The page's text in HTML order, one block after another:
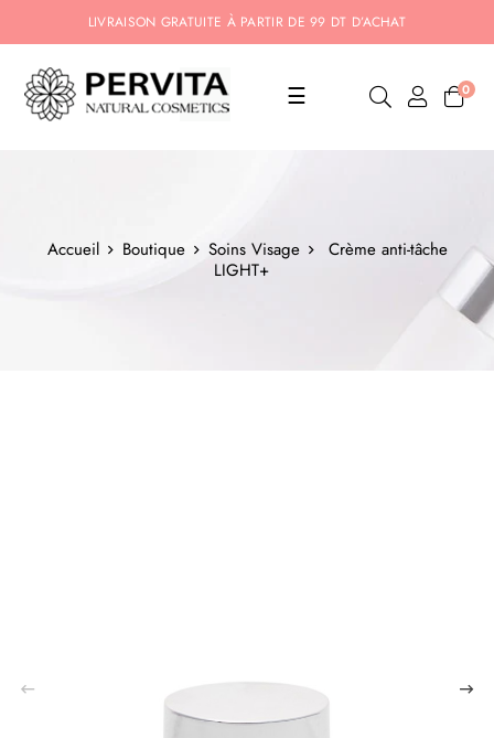
LIVRAISON GRATUITE À PARTIR DE 99 DT D’ACHAT
Basculer
☰ 0
Accueil Boutique Soins Visage
Crème anti-tâche
LIGHT+